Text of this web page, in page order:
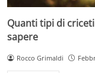
Quanti tipi di
sapere
Rocco Grimaldi